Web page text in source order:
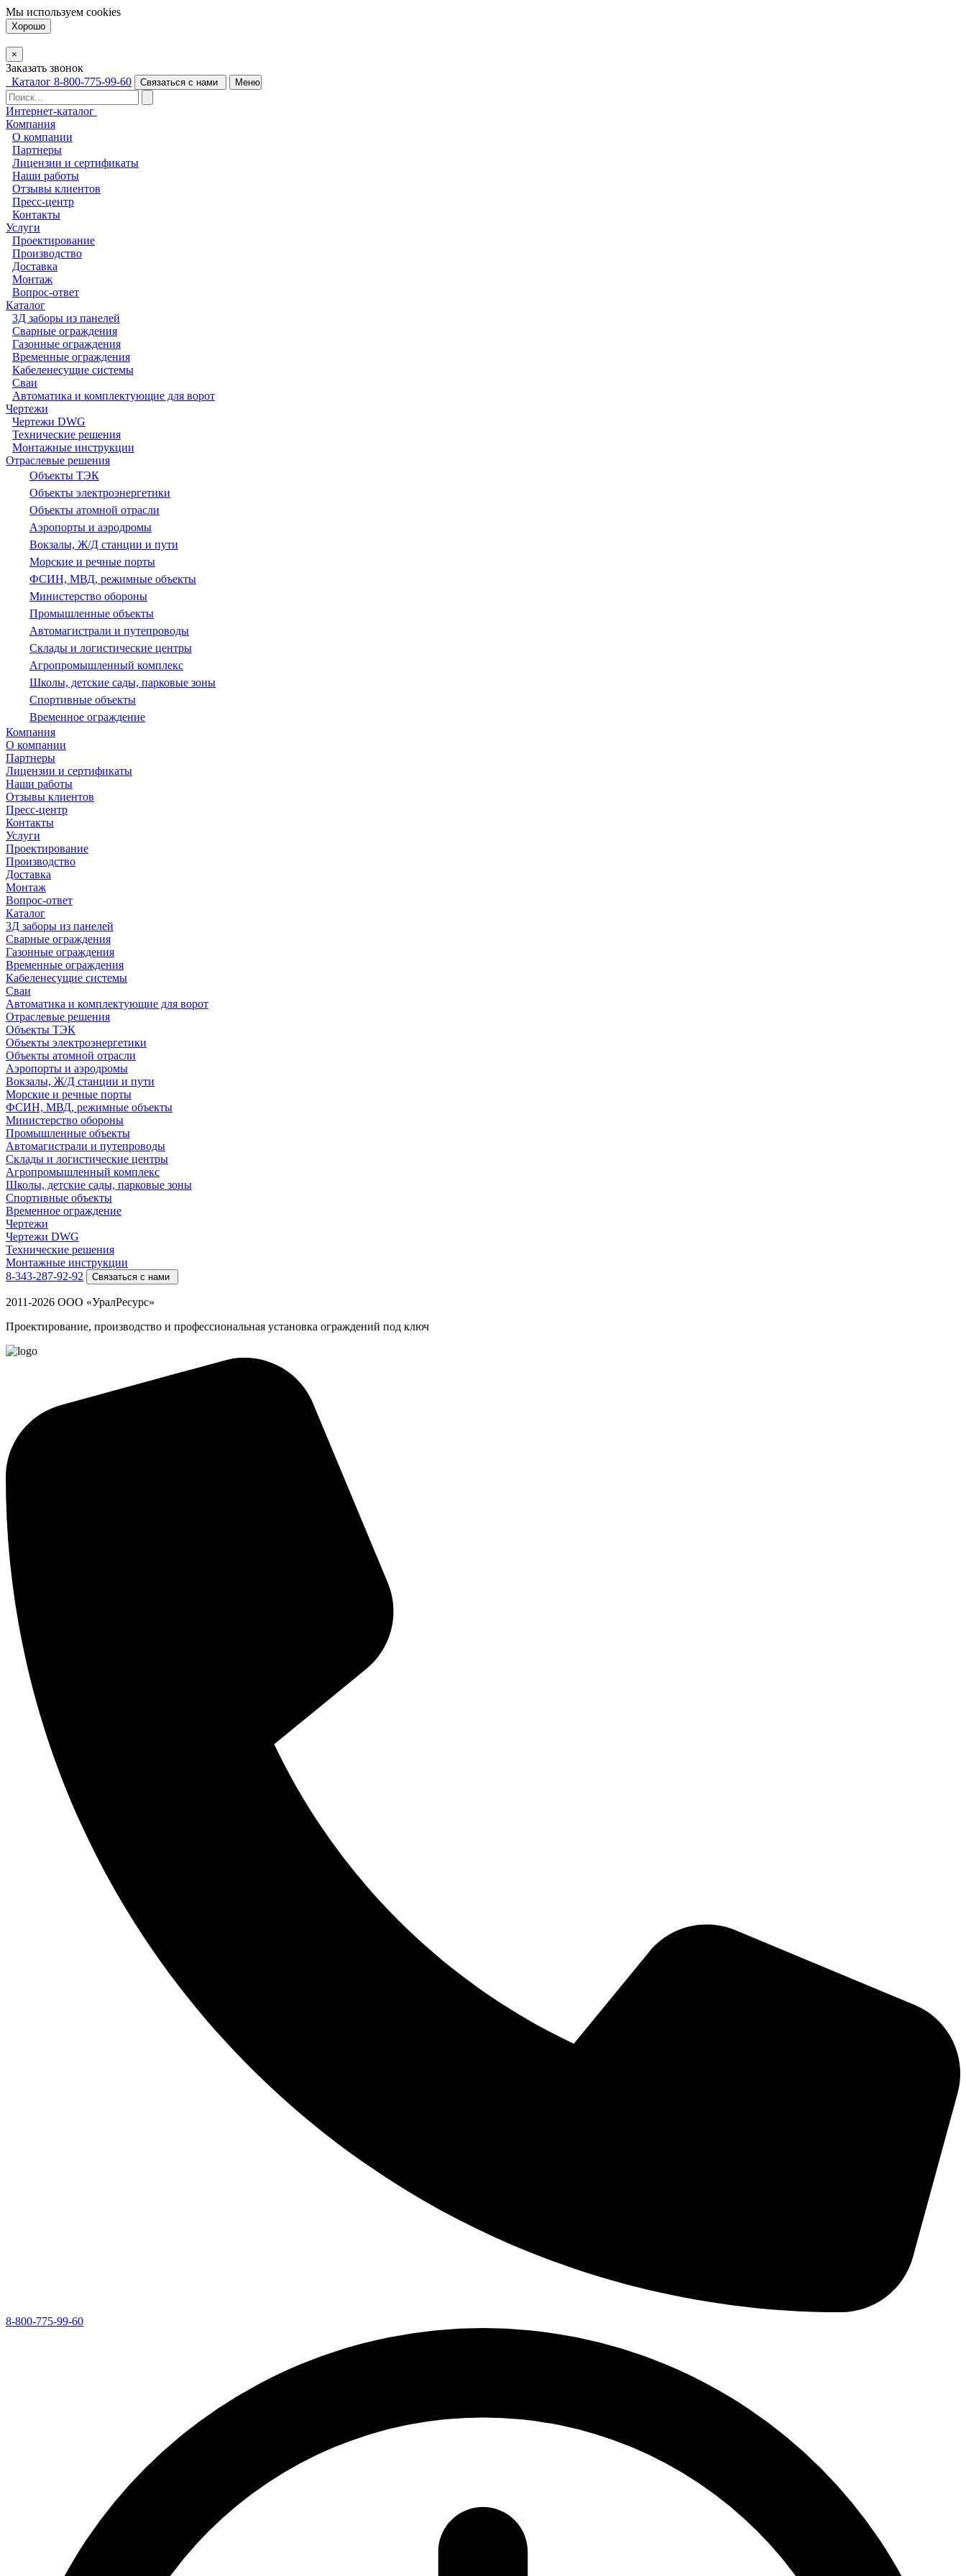
Мы используем cookies
Хорошо
×
Заказать звонок
Каталог 8-800-775-99-60 Связаться с нами Меню
Интернет-каталог
Компания
О компании
Партнеры
Лицензии и сертификаты
Наши работы
Отзывы клиентов
Пресс-центр
Контакты
Услуги
Проектирование
Производство
Доставка
Монтаж
Вопрос-ответ
Каталог
3Д заборы из панелей
Сварные ограждения
Газонные ограждения
Временные ограждения
Кабеленесущие системы
Cваи
Автоматика и комплектующие для ворот
Чертежи
Чертежи DWG
Технические решения
Монтажные инструкции
Отраслевые решения
Объекты ТЭК
Объекты электроэнергетики
Объекты атомной отрасли
Аэропорты и аэродромы
Вокзалы, Ж/Д станции и пути
Морские и речные порты
ФСИН, МВД, режимные объекты
Министерство обороны
Промышленные объекты
Автомагистрали и путепроводы
Склады и логистические центры
Агропромышленный комплекс
Школы, детские сады, парковые зоны
Спортивные объекты
Временное ограждение
Компания
О компании
Партнеры
Лицензии и сертификаты
Наши работы
Отзывы клиентов
Пресс-центр
Контакты
Услуги
Проектирование
Производство
Доставка
Монтаж
Вопрос-ответ
Каталог
3Д заборы из панелей
Сварные ограждения
Газонные ограждения
Временные ограждения
Кабеленесущие системы
Cваи
Автоматика и комплектующие для ворот
Отраслевые решения
Объекты ТЭК
Объекты электроэнергетики
Объекты атомной отрасли
Аэропорты и аэродромы
Вокзалы, Ж/Д станции и пути
Морские и речные порты
ФСИН, МВД, режимные объекты
Министерство обороны
Промышленные объекты
Автомагистрали и путепроводы
Склады и логистические центры
Агропромышленный комплекс
Школы, детские сады, парковые зоны
Спортивные объекты
Временное ограждение
Чертежи
Чертежи DWG
Технические решения
Монтажные инструкции
8-343-287-92-92
Связаться с нами
2011-2026 ООО «УралРесурс»
Проектирование, производство и профессиональная установка ограждений под ключ
8-800-775-99-60